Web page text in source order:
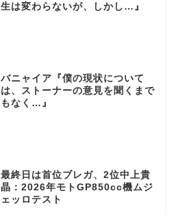
生は変わらないが、しかし…』
バニャイア『僕の現状について
は、ストーナーの意見を聞くまで
もなく…』
最終日は首位ブレガ、2位中上貴
晶：2026年モトGP850cc機ムジ
ェッロテスト